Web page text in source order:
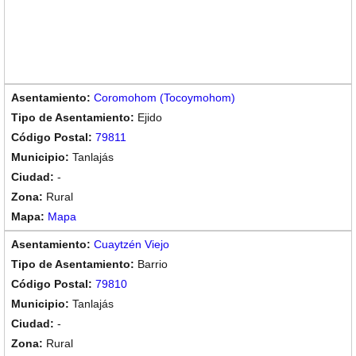
Coromohom (Tocoymohom)
Ejido
79811
Tanlajás
-
Rural
Mapa
Cuaytzén Viejo
Barrio
79810
Tanlajás
-
Rural